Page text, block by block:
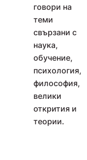
говори на
теми
свързани с
наука,
обучение,
психология,
философия,
велики
открития и
теории.